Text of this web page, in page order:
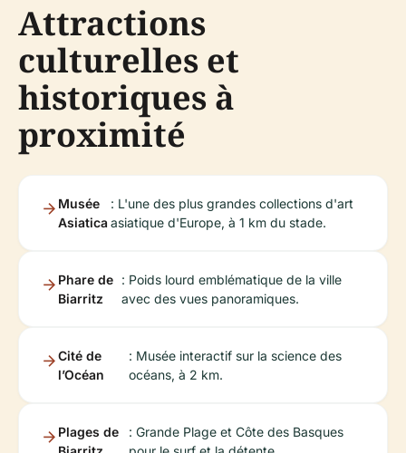
Attractions
culturelles et
historiques à
proximité
Musée
Asiatica
: L'une des plus grandes collections d'art
asiatique d'Europe, à 1 km du stade.
Phare de
Biarritz
: Poids lourd emblématique de la ville
avec des vues panoramiques.
Cité de
l’Océan
: Musée interactif sur la science des
océans, à 2 km.
Plages de
: Grande Plage et Côte des Basques